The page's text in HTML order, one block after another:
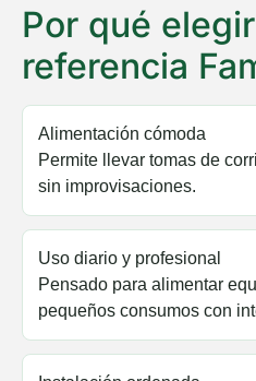
Por qué
referencia
Alimentación cómoda
Permite llevar tomas de
sin improvisaciones.
Uso diario y profesional
Pensado para alimentar
pequeños consumos con